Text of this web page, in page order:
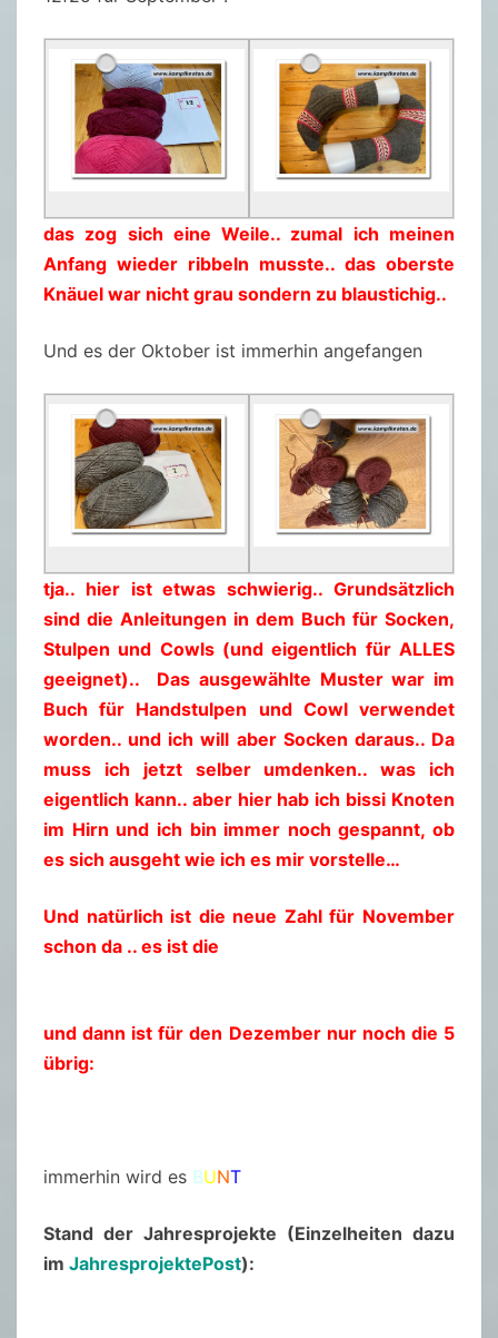
das zog sich eine Weile.. zumal ich meinen
Anfang wieder ribbeln musste.. das oberste
Knäuel war nicht grau sondern zu blaustichig..
Und es der Oktober ist immerhin angefangen
tja.. hier ist etwas schwierig.. Grundsätzlich
sind die Anleitungen in dem Buch für Socken,
Stulpen und Cowls (und eigentlich für ALLES
geeignet).. Das ausgewählte Muster war im
Buch für Handstulpen und Cowl verwendet
worden.. und ich will aber Socken daraus.. Da
muss ich jetzt selber umdenken.. was ich
eigentlich kann.. aber hier hab ich bissi Knoten
im Hirn und ich bin immer noch gespannt, ob
es sich ausgeht wie ich es mir vorstelle…
Und natürlich ist die neue Zahl für November
schon da .. es ist die
und dann ist für den Dezember nur noch die 5
übrig:
immerhin wird es BUNT
Stand der Jahresprojekte (Einzelheiten dazu
im JahresprojektePost):